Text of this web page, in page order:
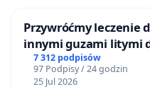
Przywróćmy leczenie
innymi guzami litymi
Centrum Zdrowia
7 312 podpisów
97 Podpisy / 24 godzin
25 Jul 2026